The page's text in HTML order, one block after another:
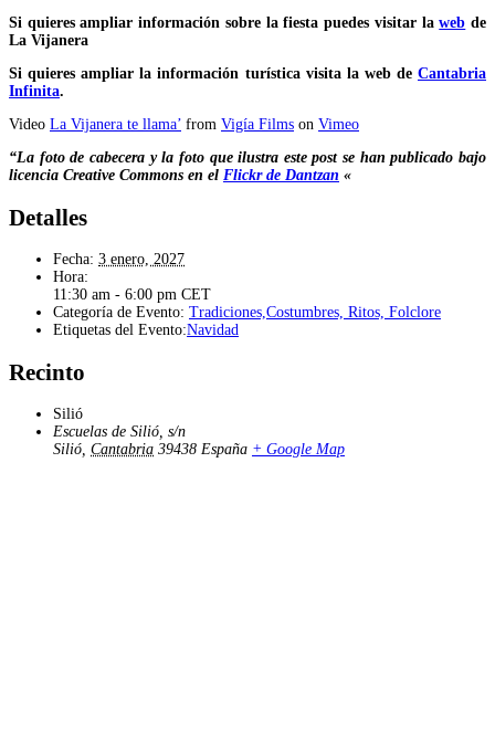
Si quieres ampliar información sobre la fiesta puedes visitar laweb de
La Vijanera
Si quieres ampliar la información turística visita la web de Cantabria
Infinita.
Video La Vijanera te llama’ from Vigía Films on Vimeo
“La foto de cabecera y la foto que ilustra este post se han publicado bajo
licencia Creative Commons en el Flickr de Dantzan «
Detalles
Fecha: 3 enero, 2027
Hora:
11:30 am - 6:00 pm CET
Categoría de Evento: Tradiciones,Costumbres, Ritos, Folclore
Etiquetas del Evento:Navidad
Recinto
Silió
Escuelas de Silió, s/n
Silió, Cantabria 39438 España + Google Map